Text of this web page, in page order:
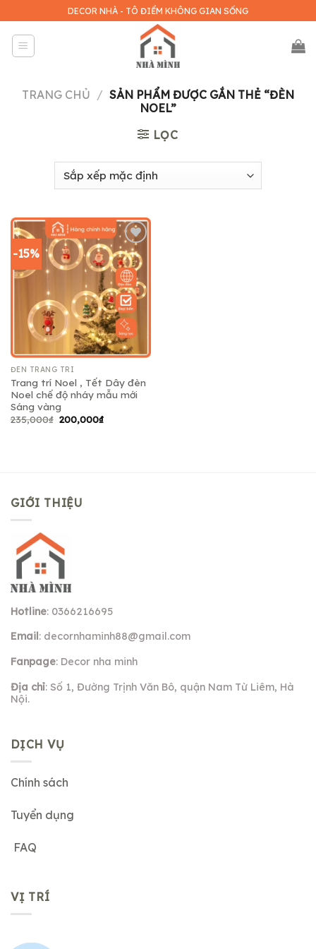
to
content
DECOR NHÀ - TÔ ĐIỂM KHÔNG GIAN SỐNG
TRANG CHỦ / SẢN PHẨM ĐƯỢC GẮN THẺ “ĐÈN
NOEL”
LỌC
-15%
Add to
wishlist
ĐÈN TRANG TRÍ
Trang trí Noel , Tết Dây đèn
Noel chế độ nháy mẫu mới
Sáng vàng
235,000₫ Giá
200,000₫Giá
GIỚI THIỆU
Hotline: 0366216695
Email : decornhaminh88@gmail.com
Fanpage: Decor nha minh
Địa chỉ: Số 1, Đường Trịnh Văn Bô, quận Nam Từ Liêm, Hà
Nội.
DỊCH VỤ
Chính sách
Tuyển dụng
FAQ
VỊ TRÍ